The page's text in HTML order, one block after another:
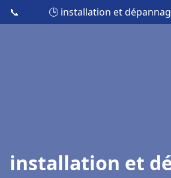
📞 🕒 installation et
installation et